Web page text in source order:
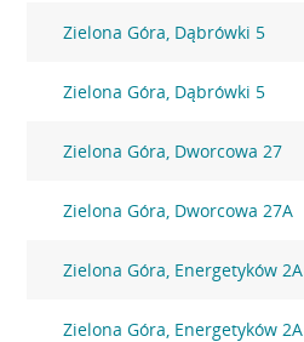
Zielona Góra, Dąbrówki 5
Zielona Góra, Dąbrówki 5
Zielona Góra, Dworcowa 27
Zielona Góra, Dworcowa 27A
Zielona Góra, Energetyków 2A
Zielona Góra, Energetyków 2A